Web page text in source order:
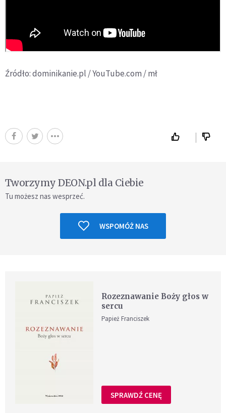
Źródło: dominikanie.pl / YouTube.com / mł
Tworzymy DEON.pl dla Ciebie
Tu możesz nas wesprzeć.
WSPOMÓŻ NAS
Rozeznawanie Boży głos w
sercu
Papież Franciszek
SPRAWDŹ CENĘ